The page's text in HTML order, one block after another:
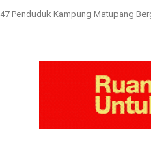
47 Penduduk Kampung Matupang